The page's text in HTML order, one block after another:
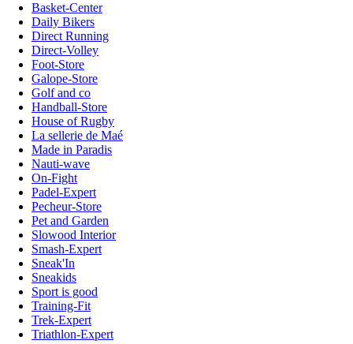
Basket-Center
Daily Bikers
Direct Running
Direct-Volley
Foot-Store
Galope-Store
Golf and co
Handball-Store
House of Rugby
La sellerie de Maé
Made in Paradis
Nauti-wave
On-Fight
Padel-Expert
Pecheur-Store
Pet and Garden
Slowood Interior
Smash-Expert
Sneak'In
Sneakids
Sport is good
Training-Fit
Trek-Expert
Triathlon-Expert